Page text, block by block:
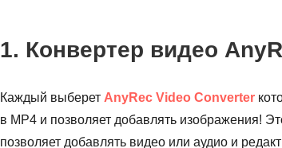
1. Конвертер видео
Каждый выберет AnyRec Video Converter
в MP4 и позволяет добавлять изображения!
позволяет добавлять видео или аудио и